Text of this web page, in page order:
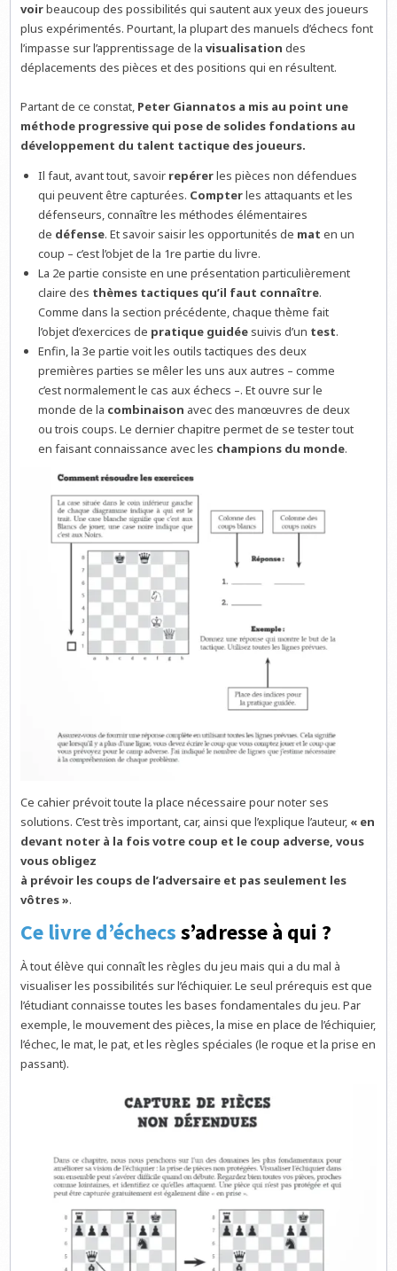
voirbeaucoup des possibilités qui sautent aux yeux des joueurs
plus expérimentés. Pourtant, la plupart des manuels d’échecs font
l’impasse sur l’apprentissage de lavisualisation des
déplacements des pièces et des positions qui en résultent.
Partant de ce constat, Peter Giannatos a mis au point une
méthode progressive qui pose de solides fondations au
développement du talent tactique des joueurs.
Il faut, avant tout, savoir repérerles pièces non défendues
qui peuvent être capturées. Compterles attaquants et les
défenseurs, connaître les méthodes élémentaires
de défense. Et savoir saisir les opportunités de mat en un
coup – c’est l’objet de la 1re partie du livre.
La 2e partie consiste en une présentation particulièrement
claire des thèmes tactiques qu’il faut connaître.
Comme dans la section précédente, chaque thème fait
l’objet d’exercices de pratique guidée suivis d’un test.
Enfin, la 3e partie voit les outils tactiques des deux
premières parties se mêler les uns aux autres – comme
c’est normalement le cas aux échecs –. Et ouvre sur le
monde de la combinaison avec des manœuvres de deux
ou trois coups. Le dernier chapitre permet de se tester tout
en faisant connaissance avec les champions du monde.
Ce cahier prévoit toute la place nécessaire pour noter ses
solutions. C’est très important, car, ainsi que l’explique l’auteur, « en
devant noter à la fois votre coup et le coup adverse, vous
vous obligez
à prévoir les coups de l’adversaire et pas seulement les
vôtres ».
Ce livre d’échecss’adresse à qui ?
À tout élève qui connaît les règles du jeu mais qui a du mal à
visualiser les possibilités sur l’échiquier. Le seul prérequis est que
l’étudiant connaisse toutes les bases fondamentales du jeu. Par
exemple, le mouvement des pièces, la mise en place de l’échiquier,
l’échec, le mat, le pat, et les règles spéciales (le roque et la prise en
passant).